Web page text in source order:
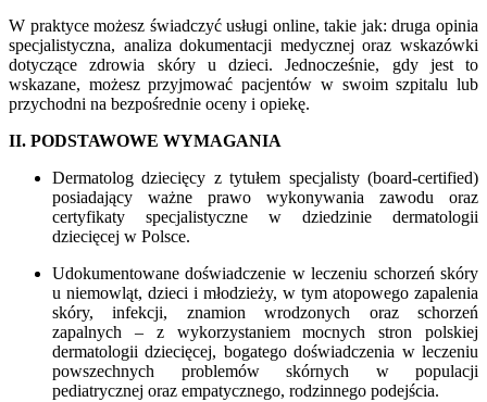
W praktyce możesz świadczyć usługi online, takie jak: druga opinia
specjalistyczna, analiza dokumentacji medycznej oraz wskazówki
dotyczące zdrowia skóry u dzieci. Jednocześnie, gdy jest to
wskazane, możesz przyjmować pacjentów w swoim szpitalu lub
przychodni na bezpośrednie oceny i opiekę.
II. PODSTAWOWE WYMAGANIA
Dermatolog dziecięcy z tytułem specjalisty (board-certified)
posiadający ważne prawo wykonywania zawodu oraz
certyfikaty specjalistyczne w dziedzinie dermatologii
dziecięcej w Polsce.
Udokumentowane doświadczenie w leczeniu schorzeń skóry
u niemowląt, dzieci i młodzieży, w tym atopowego zapalenia
skóry, infekcji, znamion wrodzonych oraz schorzeń
zapalnych – z wykorzystaniem mocnych stron polskiej
dermatologii dziecięcej, bogatego doświadczenia w leczeniu
powszechnych problemów skórnych w populacji
pediatrycznej oraz empatycznego, rodzinnego podejścia.